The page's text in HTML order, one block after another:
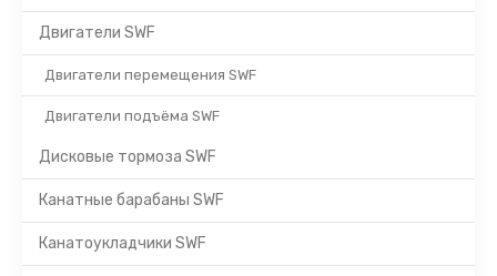
Двигатели SWF
Двигатели перемещения SWF
Двигатели подъёма SWF
Дисковые тормоза SWF
Канатные барабаны SWF
Канатоукладчики SWF